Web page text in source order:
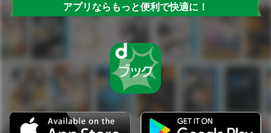
アプリならもっと便利で快適に！